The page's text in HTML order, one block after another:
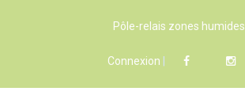
Pôle-relais zones humides
Connexion